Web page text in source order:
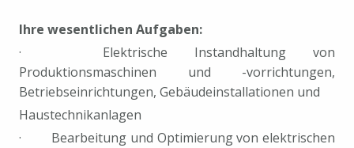
Ihre wesentlichen Aufgaben:
· Elektrische Instandhaltung von
Produktionsmaschinen und -vorrichtungen,
Betriebseinrichtungen, Gebäudeinstallationen und
Haustechnikanlagen
· Bearbeitung und Optimierung von elektrischen